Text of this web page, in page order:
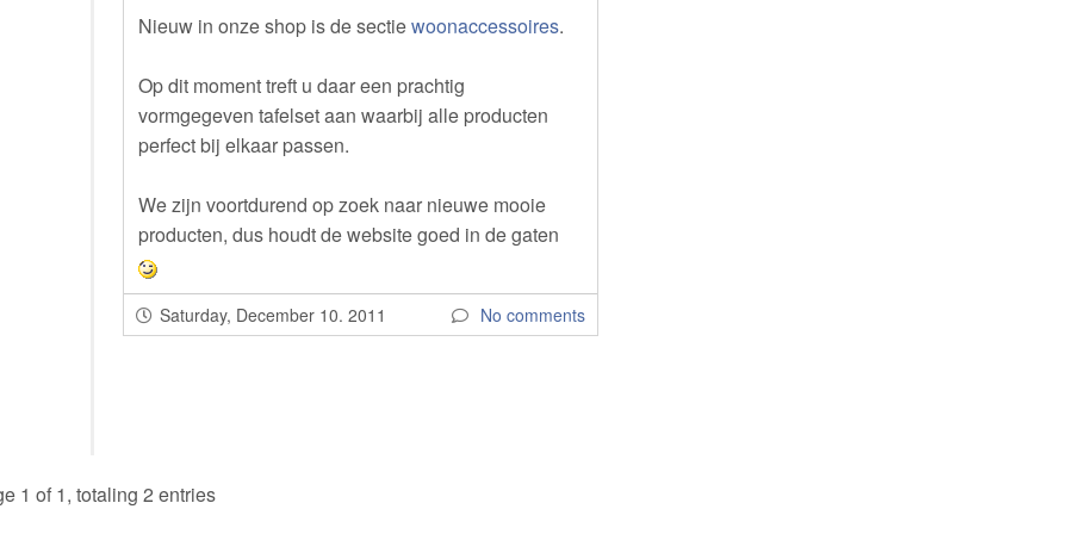
Nieuw in onze shop is de sectiewoonaccessoires.
Op dit moment treft u daar een prachtig
vormgegeven tafelset aan waarbij alle producten
perfect bij elkaar passen.
We zijn voortdurend op zoek naar nieuwe mooie
producten, dus houdt de website goed in de gaten
Saturday, December 10. 2011 No comments
1 of 1, totaling 2 entries